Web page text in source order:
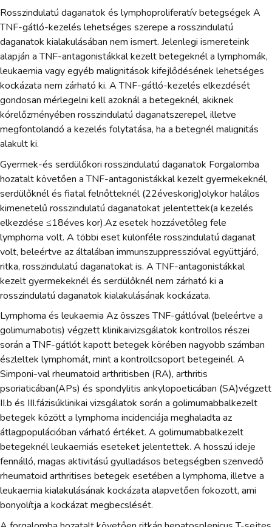
Rosszindulatú daganatok és lymphoproliferatív betegségek A
TNF-gátló-kezelés lehetséges szerepe a rosszindulatú
daganatok kialakulásában nem ismert. Jelenlegi ismereteink
alapján a TNF-antagonistákkal kezelt betegeknél a lymphomák,
leukaemia vagy egyéb malignitások kifejlődésének lehetséges
kockázata nem zárható ki. A TNF-gátló-kezelés elkezdését
gondosan mérlegelni kell azoknál a betegeknél, akiknek
kórelőzményében rosszindulatú daganatszerepel, illetve
megfontolandó a kezelés folytatása, ha a betegnél malignitás
alakult ki.
Gyermek-és serdülőkori rosszindulatú daganatok Forgalomba
hozatalt követően a TNF-antagonistákkal kezelt gyermekeknél,
serdülőknél és fiatal felnőtteknél (22éveskorig)olykor halálos
kimenetelű rosszindulatú daganatokat jelentettek(a kezelés
elkezdése ≤18éves kor).Az esetek hozzávetőleg fele
lymphoma volt. A többi eset különféle rosszindulatú daganat
volt, beleértve az általában immunszuppresszióval együttjáró,
ritka, rosszindulatú daganatokat is. A TNF-antagonistákkal
kezelt gyermekeknél és serdülőknél nem zárható ki a
rosszindulatú daganatok kialakulásának kockázata.
Lymphoma és leukaemia Az összes TNF-gátlóval (beleértve a
golimumabotis) végzett klinikaivizsgálatok kontrollos részei
során a TNF-gátlót kapott betegek körében nagyobb számban
észleltek lymphomát, mint a kontrollcsoport betegeinél. A
Simponi-val rheumatoid arthritisben (RA), arthritis
psoriaticában(APs) és spondylitis ankylopoeticában (SA)végzett
II.b és III.fázisúklinikai vizsgálatok során a golimumabbalkezelt
betegek között a lymphoma incidenciája meghaladta az
átlagpopulációban várható értéket. A golimumabbalkezelt
betegeknél leukaemiás eseteket jelentettek. A hosszú ideje
fennálló, magas aktivitású gyulladásos betegségben szenvedő
rheumatoid arthritises betegek esetében a lymphoma, illetve a
leukaemia kialakulásának kockázata alapvetően fokozott, ami
bonyolítja a kockázat megbecslését.